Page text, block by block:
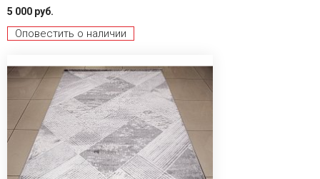
5 000 руб.
Оповестить о наличии